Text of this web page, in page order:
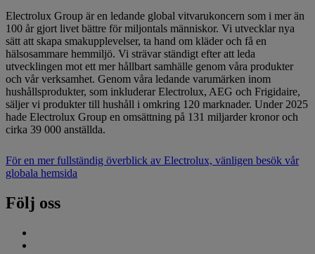
Electrolux Group är en ledande global vitvarukoncern som i mer än
100 år gjort livet bättre för miljontals människor. Vi utvecklar nya
sätt att skapa smakupplevelser, ta hand om kläder och få en
hälsosammare hemmiljö. Vi strävar ständigt efter att leda
utvecklingen mot ett mer hållbart samhälle genom våra produkter
och vår verksamhet. Genom våra ledande varumärken inom
hushållsprodukter, som inkluderar Electrolux, AEG och Frigidaire,
säljer vi produkter till hushåll i omkring 120 marknader. Under 2025
hade Electrolux Group en omsättning på 131 miljarder kronor och
cirka 39 000 anställda.
För en mer fullständig överblick av Electrolux, vänligen besök vår
globala hemsida
Följ oss